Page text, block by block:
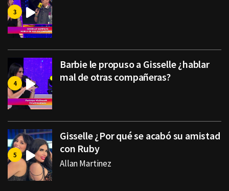
Barbie le propuso a Gisselle ¿hablar
mal de otras compañeras?
Gisselle ¿Por qué se acabó su amistad
con Ruby
Allan Martinez